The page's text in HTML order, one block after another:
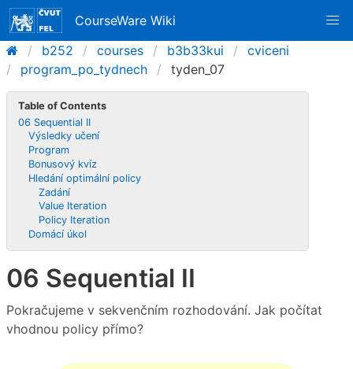
CourseWare Wiki
b252
courses b3b33kui
cviceni
program_po_tydnech
tyden_07
Table of Contents
06 Sequential II
Výsledky učení
Program
Bonusový kvíz
Hledání optimální policy
Zadání
Value Iteration
Policy Iteration
Domácí úkol
06 Sequential II
Pokračujeme v sekvenčním rozhodování. Jak počítat
vhodnou policy přímo?